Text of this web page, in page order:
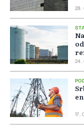
28.
24.
17.